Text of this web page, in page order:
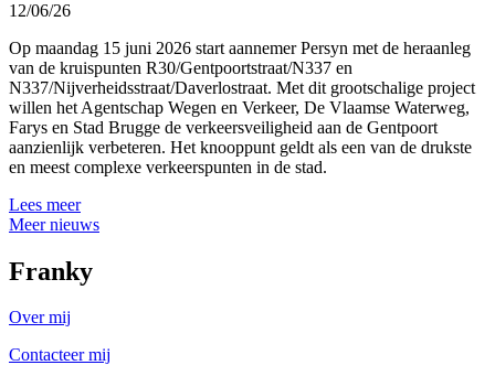
12/06/26
Op maandag 15 juni 2026 start aannemer Persyn met de heraanleg
van de kruispunten R30/Gentpoortstraat/N337 en
N337/Nijverheidsstraat/Daverlostraat. Met dit grootschalige project
willen het Agentschap Wegen en Verkeer, De Vlaamse Waterweg,
Farys en Stad Brugge de verkeersveiligheid aan de Gentpoort
aanzienlijk verbeteren. Het knooppunt geldt als een van de drukste
en meest complexe verkeerspunten in de stad.
Lees meer
Meer nieuws
Franky
Over mij
Contacteer mij